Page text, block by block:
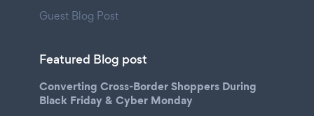
Guest Blog Post
Featured Blog post
Converting Cross-Border Shoppers During
Black Friday & Cyber Monday